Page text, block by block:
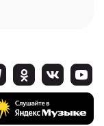
под
достаточно
Москве и